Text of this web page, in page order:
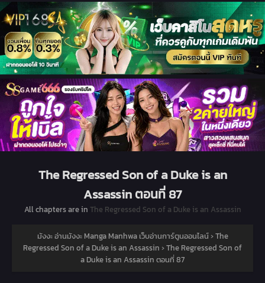
The Regressed Son of a Duke is an
Assassin ตอนที่ 87
All chapters are in The Regressed Son of a Duke is an Assassin
มังงะ อ่านมังงะ Manga Manhwa เว็บอ่านการ์ตูนออนไลน์›The
Regressed Son of a Duke is an Assassin ›The Regressed Son of
a Duke is an Assassin ตอนที่ 87